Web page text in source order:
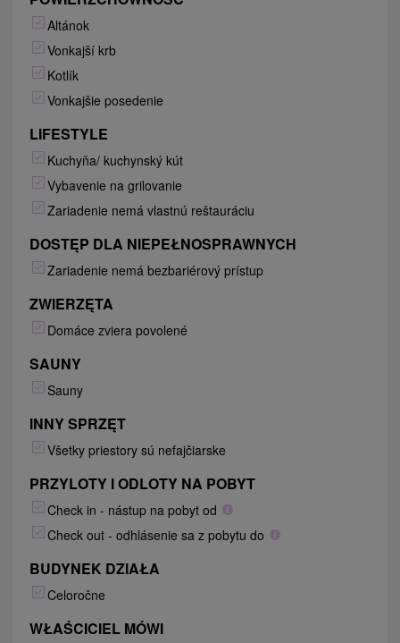
Altánok
Vonkajší krb
Kotlík
Vonkajšie posedenie
LIFESTYLE
Kuchyňa/ kuchynský kút
Vybavenie na grilovanie
Zariadenie nemá vlastnú reštauráciu
DOSTĘP DLA NIEPEŁNOSPRAWNYCH
Zariadenie nemá bezbariérový prístup
ZWIERZĘTA
Domáce zviera povolené
SAUNY
Sauny
INNY SPRZĘT
Všetky priestory sú nefajčiarske
PRZYLOTY I ODLOTY NA POBYT
Check in - nástup na pobyt od
Check out - odhlásenie sa z pobytu do
BUDYNEK DZIAŁA
Celoročne
WŁAŚCICIEL MÓWI